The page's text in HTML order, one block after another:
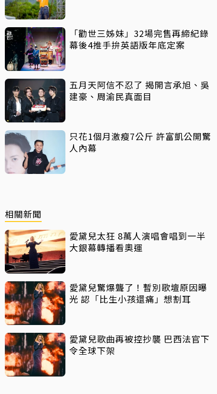
「勸世三姊妹」32場完售再締紀錄
幕後4推手拚英語版年底定案
五月天阿信不忍了 揭開言承旭、吳
建豪、周渝民真面目
只花1個月激瘦7公斤 許富凱公開驚
人內幕
相關新聞
愛黛兒太狂 8萬人演唱會唱到一半
大銀幕轉播看奧運
愛黛兒驚爆聾了！暫別歌壇原因曝
光 認「比生小孩還痛」想割耳
愛黛兒歌曲再被控抄襲 巴西法官下
令全球下架